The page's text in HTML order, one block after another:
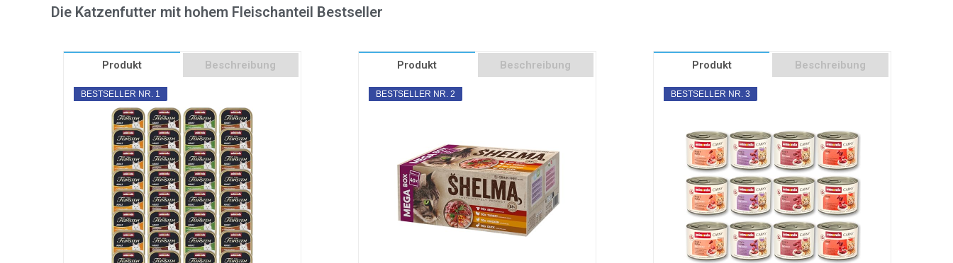
Die Katzenfutter mit hohem Fleischanteil Bestseller
Produkt Beschreibung
BESTSELLER NR. 1
Produkt Beschreibung
BESTSELLER NR. 2
Produkt Beschreibung
BESTSELLER NR. 3